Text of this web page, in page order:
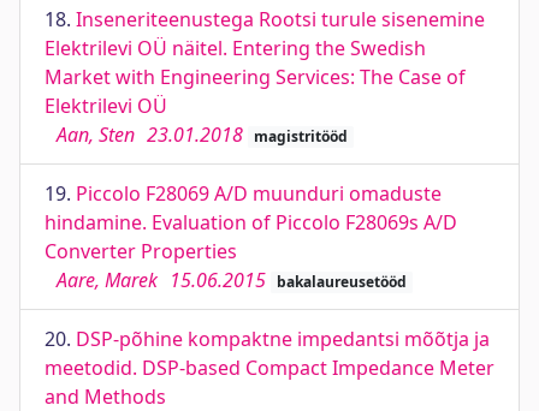
18. Inseneriteenustega Rootsi turule sisenemine
Elektrilevi OÜ näitel. Entering the Swedish
Market with Engineering Services: The Case of
Elektrilevi OÜ
Aan, Sten 23.01.2018 magistritööd
19. Piccolo F28069 A/D muunduri omaduste
hindamine. Evaluation of Piccolo F28069s A/D
Converter Properties
Aare, Marek 15.06.2015 bakalaureusetööd
20. DSP-põhine kompaktne impedantsi mõõtja ja
meetodid. DSP-based Compact Impedance Meter
and Methods